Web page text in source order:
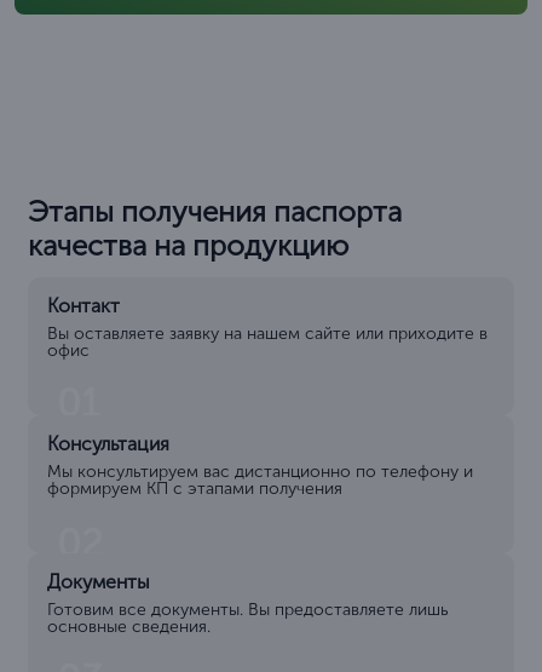
Этапы получения паспорта
качества на продукцию
Контакт
Вы оставляете заявку на нашем сайте или приходите в
офис
Консультация
Мы консультируем вас дистанционно по телефону и
формируем КП с этапами получения
Документы
Готовим все документы. Вы предоставляете лишь
основные сведения.